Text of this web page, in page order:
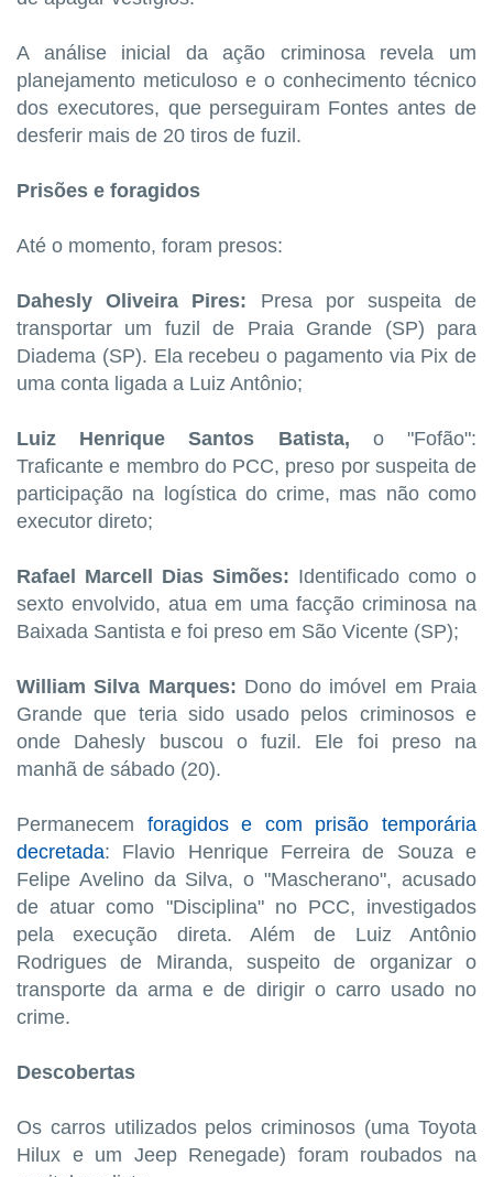
A análise inicial da ação criminosa revela um
planejamento meticuloso e o conhecimento técnico
dos executores, que perseguiram Fontes antes de
desferir mais de 20 tiros de fuzil.
Prisões e foragidos
Até o momento, foram presos:
Dahesly Oliveira Pires: Presa por suspeita de
transportar um fuzil de Praia Grande (SP) para
Diadema (SP). Ela recebeu o pagamento via Pix de
uma conta ligada a Luiz Antônio;
Luiz Henrique Santos Batista, o "Fofão":
Traficante e membro do PCC, preso por suspeita de
participação na logística do crime, mas não como
executor direto;
Rafael Marcell Dias Simões: Identificado como o
sexto envolvido, atua em uma facção criminosa na
Baixada Santista e foi preso em São Vicente (SP);
William Silva Marques: Dono do imóvel em Praia
Grande que teria sido usado pelos criminosos e
onde Dahesly buscou o fuzil. Ele foi preso na
manhã de sábado (20).
Permanecem foragidos e com prisão temporária
decretada: Flavio Henrique Ferreira de Souza e
Felipe Avelino da Silva, o "Mascherano", acusado
de atuar como "Disciplina" no PCC, investigados
pela execução direta. Além de Luiz Antônio
Rodrigues de Miranda, suspeito de organizar o
transporte da arma e de dirigir o carro usado no
crime.
Descobertas
Os carros utilizados pelos criminosos (uma Toyota
Hilux e um Jeep Renegade) foram roubados na